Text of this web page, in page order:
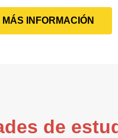
MÁS INFORMACIÓN
de